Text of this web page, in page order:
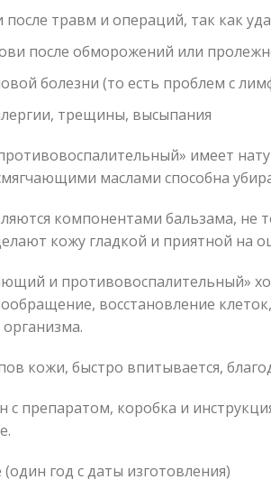
травм и операций, так как
после обморожений или
болезни (то есть проблем с
трещины, высыпания
имеет
маслами способна
компонентами бальзама,
кожу гладкой и приятной на
и противовоспалительный»
восстановление
кожи, быстро впитывается,
с препаратом, коробка и
год с даты изготовления)